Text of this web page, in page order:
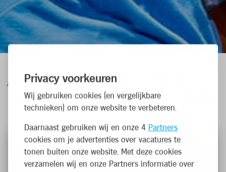
Privacy voorkeuren
Wij gebruiken cookies (en vergelijkbare
technieken) om onze website te verbeteren.
Daarnaast gebruiken wij en onze 4 Partners
cookies om je advertenties over vacatures te
tonen buiten onze website. Met deze cookies
verzamelen wij en onze Partners informatie over
Alle vacatures bij bedrijf AH
3102 - Roeselare (2 resultaten